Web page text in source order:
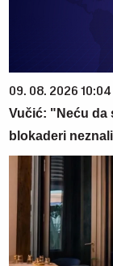
09. 08. 2026 10:04
Vučić: "Neću da
blokaderi